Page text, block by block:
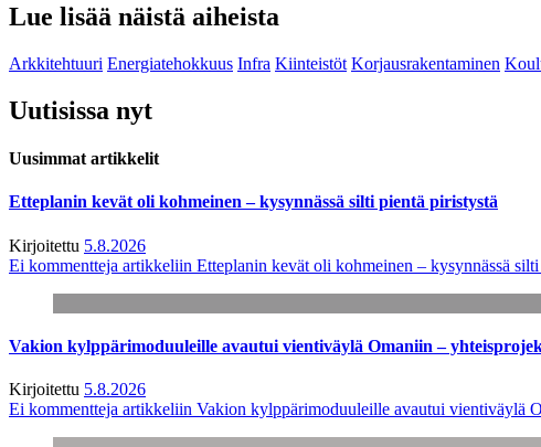
Lue lisää näistä aiheista
Arkkitehtuuri Energiatehokkuus Infra Kiinteistöt Korjausrakentaminen
Uutisissa nyt
Uusimmat artikkelit
Etteplanin kevät oli kohmeinen – kysynnässä silti pientä piristystä
Kirjoitettu 5.8.2026
Ei kommentteja artikkeliin Etteplanin kevät oli kohmeinen – kysynnässä
Vakion kylppärimoduuleille avautui vientiväylä Omaniin –
Kirjoitettu 5.8.2026
Ei kommentteja artikkeliin Vakion kylppärimoduuleille avautui vientiväylä